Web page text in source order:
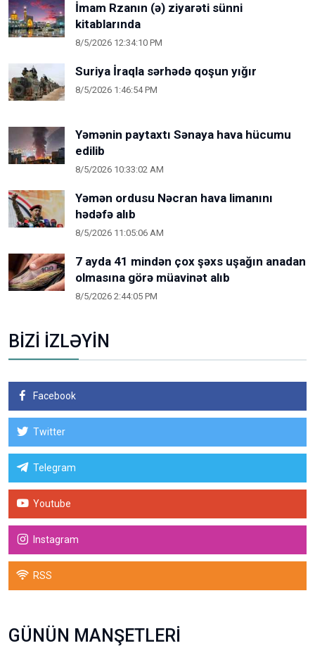
İmam Rzanın (ə) ziyarəti sünni
kitablarında
8/5/2026 12:34:10 PM
Suriya İraqla sərhədə qoşun yığır
8/5/2026 1:46:54 PM
Yəmənin paytaxtı Sənaya hava hücumu
edilib
8/5/2026 10:33:02 AM
Yəmən ordusu Nəcran hava limanını
hədəfə alıb
8/5/2026 11:05:06 AM
7 ayda 41 mindən çox şəxs uşağın anadan
olmasına görə müavinət alıb
8/5/2026 2:44:05 PM
BİZİ İZLƏYİN
Facebook
Twitter
Telegram
Youtube
Instagram
RSS
GÜNÜN MANŞETLERİ